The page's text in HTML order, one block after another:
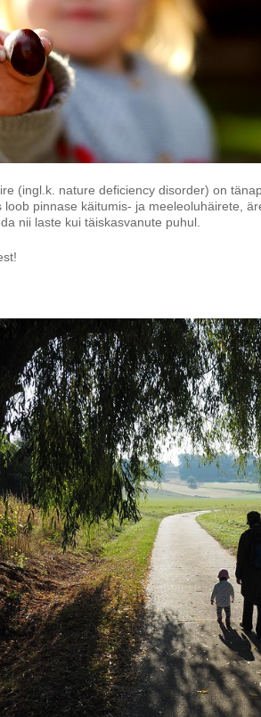
(ingl.k. nature deficiency disorder) on
loob pinnase käitumis- ja meeleoluhäirete,
nii laste kui täiskasvanute puhul.